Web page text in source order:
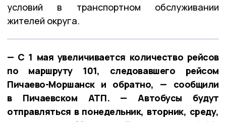
условий в транспортном обслуживании
жителей округа.
— С 1 мая увеличивается количество рейсов
по маршруту 101, следовавшего рейсом
Пичаево-Моршанск и обратно, — сообщили
в Пичаевском АТП. — Автобусы будут
отправляться в понедельник, вторник, среду,